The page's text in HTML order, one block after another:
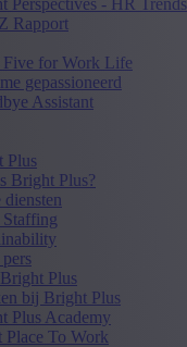
Rapport
for Work Life
gepassioneerd
Assistant
Plus
Bright Plus?
diensten
Plus
bij Bright Plus
Plus Academy
Place To Work